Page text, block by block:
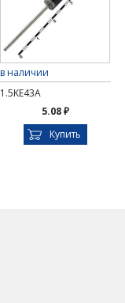
в наличии
1.5KE43A
5.08 ₽
Купить